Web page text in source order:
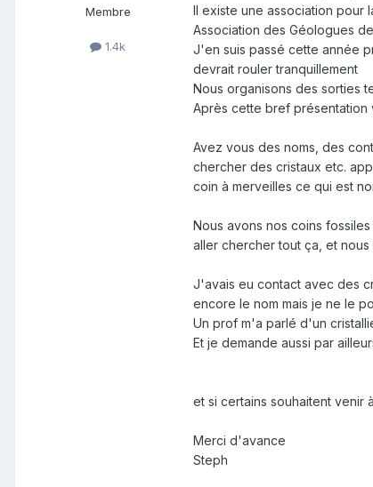
Membre
1.4k
Il existe une association pour
Association des Géologues
J'en suis passé cette année
devrait rouler tranquillement
Nous organisons des sorties
Après cette bref présentation
Avez vous des noms, des
chercher des cristaux etc.
coin à merveilles ce qui est
Nous avons nos coins
aller chercher tout ça, et
J'avais eu contact avec des
encore le nom mais je ne le
Un prof m'a parlé d'un
Et je demande aussi par
et si certains souhaitent venir
Merci d'avance
Steph